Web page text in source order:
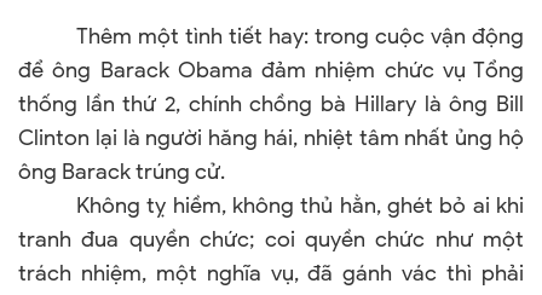
Thêm một tình tiết hay: trong cuộc vận động
để ông Barack Obama đảm nhiệm chức vụ Tổng
thống lần thứ 2, chính chồng bà Hillary là ông Bill
Clinton lại là người hăng hái, nhiệt tâm nhất ủng hộ
ông Barack trúng cử.
Không tỵ hiềm, không thủ hằn, ghét bỏ ai khi
tranh đua quyền chức; coi quyền chức như một
trách nhiệm, một nghĩa vụ, đã gánh vác thì phải